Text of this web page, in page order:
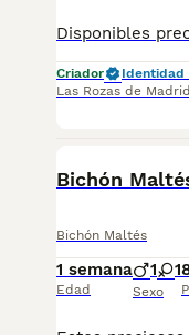
Criador
Identidad
Las Rozas de Madrid
Bichón
Bichón Maltés
1 semana
Edad
1 1
Sexo